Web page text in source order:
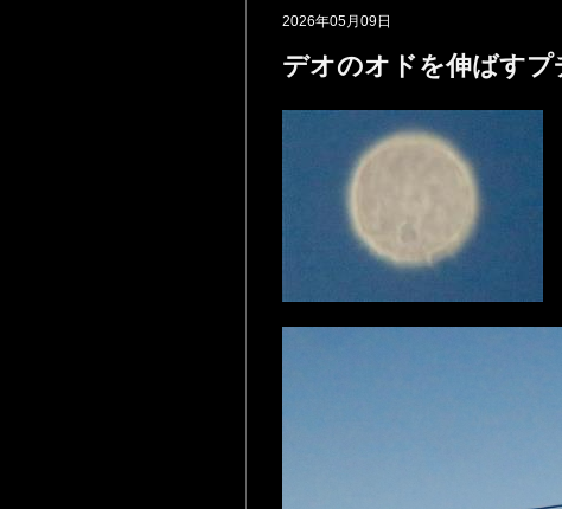
2026年05月09日
デオのオドを伸ばす